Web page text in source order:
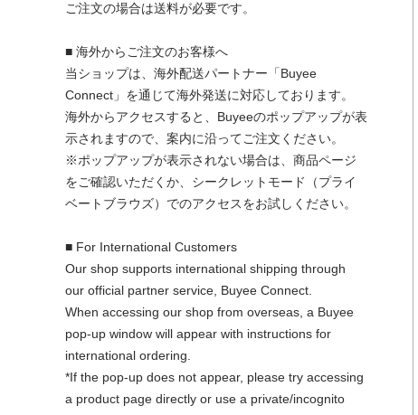
ご注文の場合は送料が必要です。
■ 海外からご注文のお客様へ
当ショップは、海外配送パートナー「Buyee
Connect」を通じて海外発送に対応しております。
海外からアクセスすると、Buyeeのポップアップが表
示されますので、案内に沿ってご注文ください。
※ポップアップが表示されない場合は、商品ページ
をご確認いただくか、シークレットモード（プライ
ベートブラウズ）でのアクセスをお試しください。
■ For International Customers
Our shop supports international shipping through
our official partner service, Buyee Connect.
When accessing our shop from overseas, a Buyee
pop-up window will appear with instructions for
international ordering.
*If the pop-up does not appear, please try accessing
a product page directly or use a private/incognito